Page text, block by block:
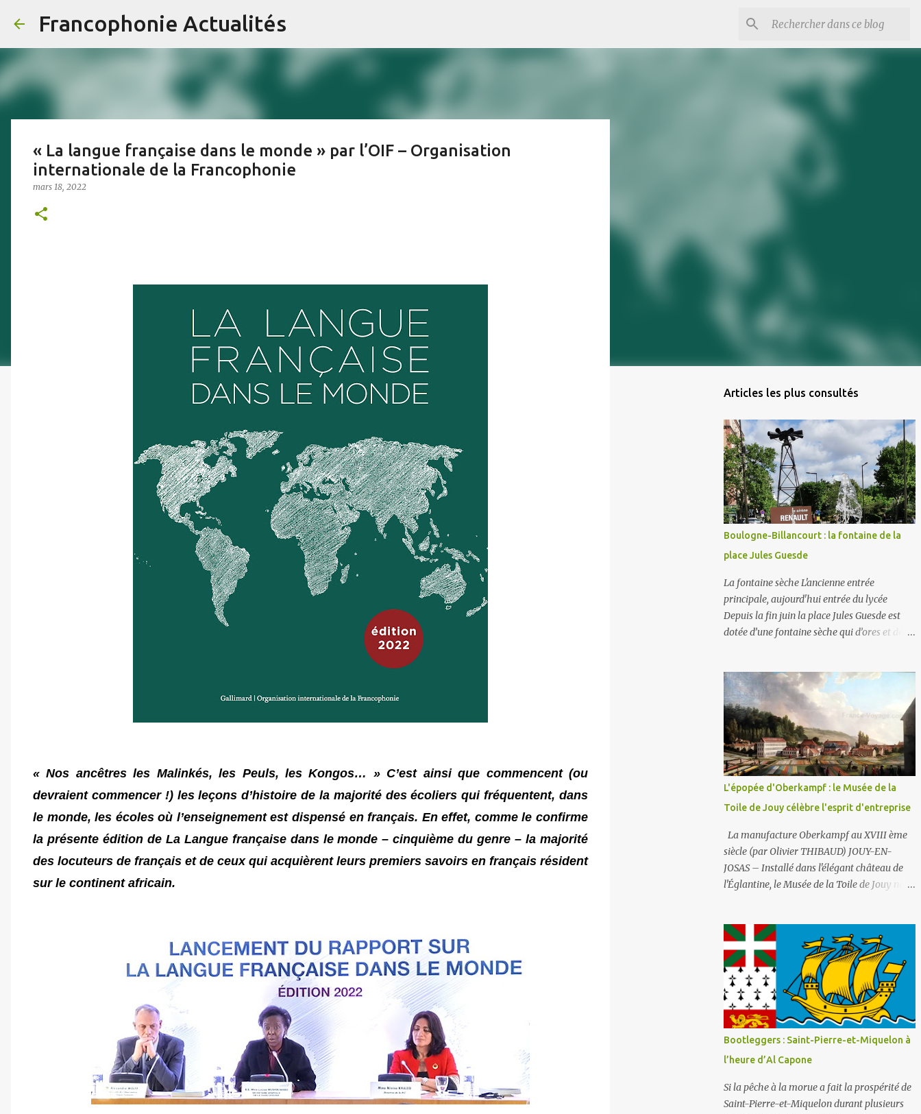
Francophonie Actualités
« La langue française dans le monde » par l’OIF – Organisation
internationale de la Francophonie
mars 18, 2022
« Nos ancêtres les Malinkés, les Peuls, les Kongos… » C’est ainsi que commencent (ou
devraient commencer !) les leçons d’histoire de la majorité des écoliers qui fréquentent, dans
le monde, les écoles où l’enseignement est dispensé en français. En effet, comme le confirme
la présente édition de La Langue française dans le monde – cinquième du genre – la majorité
des locuteurs de français et de ceux qui acquièrent leurs premiers savoirs en français résident
sur le continent africain.
Articles les plus consultés
Boulogne-Billancourt : la fontaine de la
place Jules Guesde
La fontaine sèche L'ancienne entrée
principale, aujourd'hui entrée du lycée
Depuis la fin juin la place Jules Guesde est
dotée d’une fontaine sèche qui d’ores et déjà
l'absence de bassin extérieur. Lorsqu'elle est
arrêtée la fontaine sèche n'est pas visible et
peut constituer un espace piétonnier à part
entière, voire en fonctionnement, une aire de
jeux aquatiques pour les petits et les grands.
En ce qui concerne son alimentation en eau,
il faut savoir que la ville comporte deux
réseaux : un d’ eau potable pour la
consommation des humains et un d’ eau non
potable (1) pour l'arrosage des jardins et la
voirie. C'est le second (non potable donc) qui
est ici utilisé . La fontaine fonctionne en
circuit fermé : sa consommation en eau est
déverser du liquide vaisselle ou de la lessi...
L'épopée d'Oberkampf : le Musée de la
Toile de Jouy célèbre l'esprit d'entreprise
La manufacture Oberkampf au XVIII ème
siècle (par Olivier THIBAUD) JOUY-EN-
JOSAS – Installé dans l'élégant château de
l'Églantine, le Musée de la Toile de Jouy ne se
industrielle et sociale, celle de Christophe-
Philippe Oberkampf, homme entreprenant
dont l'œuvre a marqué durablement la
France post-révolutionnaire. Ce lieu, créé en
1977 et abrité par le château depuis 1991, est
la mémoire vivante de la manufacture qui fit
la gloire de Jouy-en-Josas, choisie au XVIIIe
siècle pour la qualité de l'eau de la Bièvre et
sa proximité stratégique avec Versailles. La
Toile de Jouy : l'imprimé qui démocratisa le
luxe La Toile de Jouy est d'abord une
Bootleggers : Saint-Pierre-et-Miquelon à
l’heure d’Al Capone
Si la pêche à la morue a fait la prospérité de
Saint-Pierre-et-Miquelon durant plusieurs